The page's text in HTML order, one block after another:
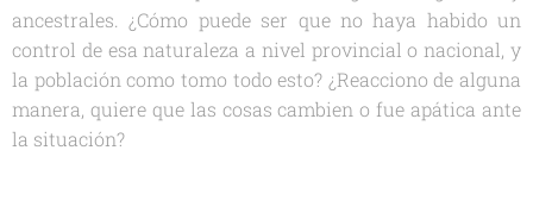
ancestrales. ¿Cómo puede ser que no haya habido un
control de esa naturaleza a nivel provincial o nacional, y
la población como tomo todo esto? ¿Reacciono de alguna
manera, quiere que las cosas cambien o fue apática ante
la situación?